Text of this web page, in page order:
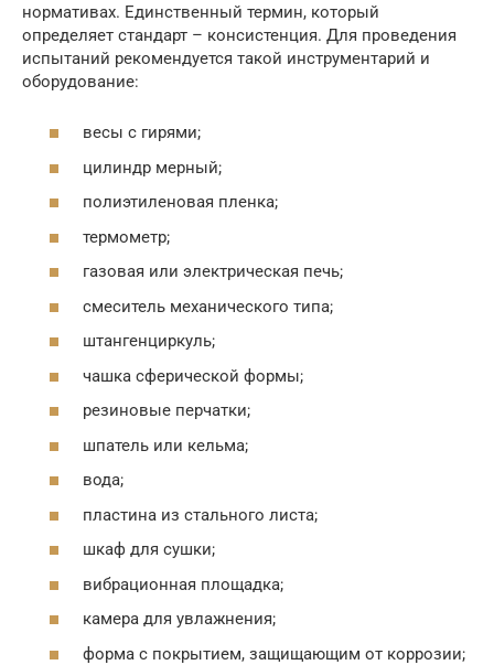
нормативах. Единственный термин, который
определяет стандарт – консистенция. Для проведения
испытаний рекомендуется такой инструментарий и
оборудование:
весы с гирями;
цилиндр мерный;
полиэтиленовая пленка;
термометр;
газовая или электрическая печь;
смеситель механического типа;
штангенциркуль;
чашка сферической формы;
резиновые перчатки;
шпатель или кельма;
вода;
пластина из стального листа;
шкаф для сушки;
вибрационная площадка;
камера для увлажнения;
форма с покрытием, защищающим от коррозии;